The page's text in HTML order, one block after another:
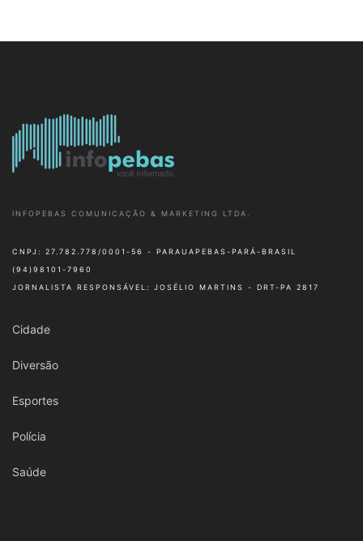
INFOPEBAS COMUNICAÇÃO & MARKETING LTDA.
CNPJ: 27.782.778/0001-56 - PARAUAPEBAS-PARÁ-BRASIL
(94)98101-7960
JORNALISTA RESPONSÁVEL: JOSÉLIO MARTINS - DRT-PA 2817
Cidade
Diversão
Esportes
Polícia
Saúde